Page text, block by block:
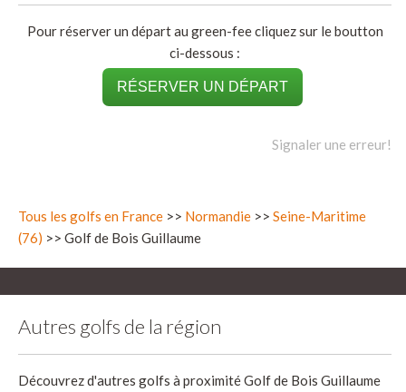
Pour réserver un départ au green-fee cliquez sur le boutton
ci-dessous :
RÉSERVER UN DÉPART
Signaler une erreur!
Tous les golfs en France >> Normandie >> Seine-Maritime
(76) >> Golf de Bois Guillaume
Autres golfs de la région
Découvrez d'autres golfs à proximité Golf de Bois Guillaume